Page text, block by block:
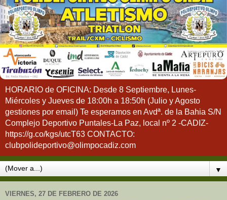
HORARIO de OFICINA: Desde 8 Septiembre, Lunes-
Miércoles y Jueves de 18:00h a 18:50h (Julio y Agosto
gestiones por email) Te esperamos en Avdª. de la Bahia S/N
Complejo Deportivo Puntales-La Paz, local nº 2 -CADIZ-
https://g.co/kgs/utcT63 CONTACTO:
clubpolideportivo@olimpocadiz.com
▼
VIERNES, 27 DE FEBRERO DE 2026